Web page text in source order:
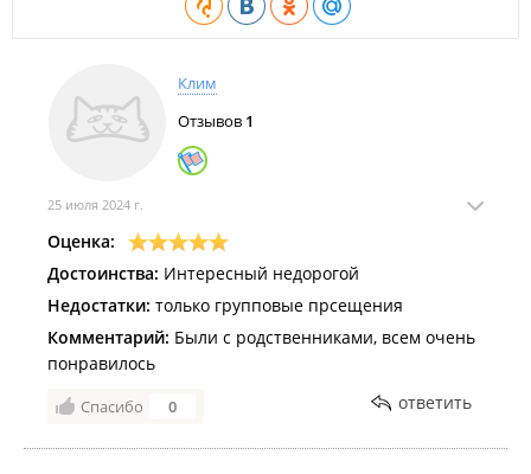
Клим
Отзывов 1
25 июля 2024 г.
Оценка:
Достоинства: Интересный недорогой
Недостатки: только групповые прсещения
Комментарий: Были с родственниками, всем очень
понравилось
Спасибо 0 ответить